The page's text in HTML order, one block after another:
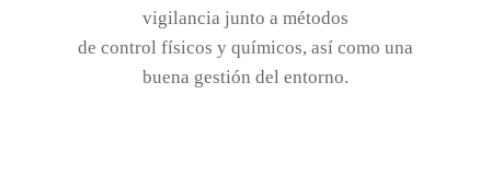
vigilancia junto a métodos
de control físicos y químicos, así como una
buena gestión del entorno.